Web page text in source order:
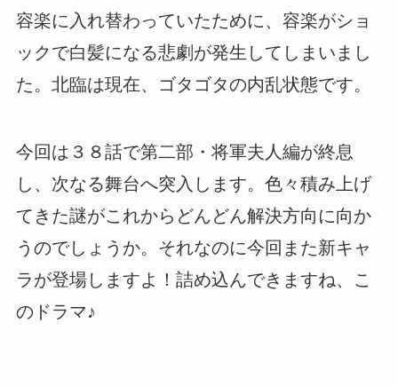
容楽に入れ替わっていたために、容楽がショ
ックで白髪になる悲劇が発生してしまいまし
た。北臨は現在、ゴタゴタの内乱状態です。
今回は３８話で第二部・将軍夫人編が終息
し、次なる舞台へ突入します。色々積み上げ
てきた謎がこれからどんどん解決方向に向か
うのでしょうか。それなのに今回また新キャ
ラが登場しますよ！詰め込んできますね、こ
のドラマ♪